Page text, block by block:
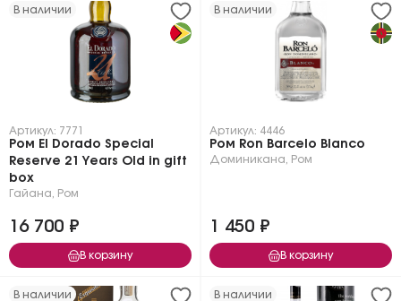
В наличии
Артикул: 7771
Ром El Dorado Special
Reserve 21 Years Old in gift
box
Гайана Ром
16 700 ₽
В корзину
В наличии
Артикул: 4446
Ром Ron Barcelo Blanco
Доминикана Ром
1 450 ₽
В корзину
В наличии В наличии